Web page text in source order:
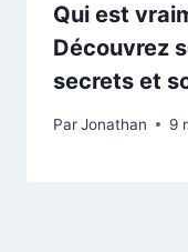
Qui est
Découvrez
secrets et
ParJonathan 9